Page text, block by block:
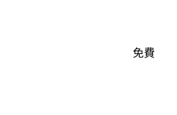
免費